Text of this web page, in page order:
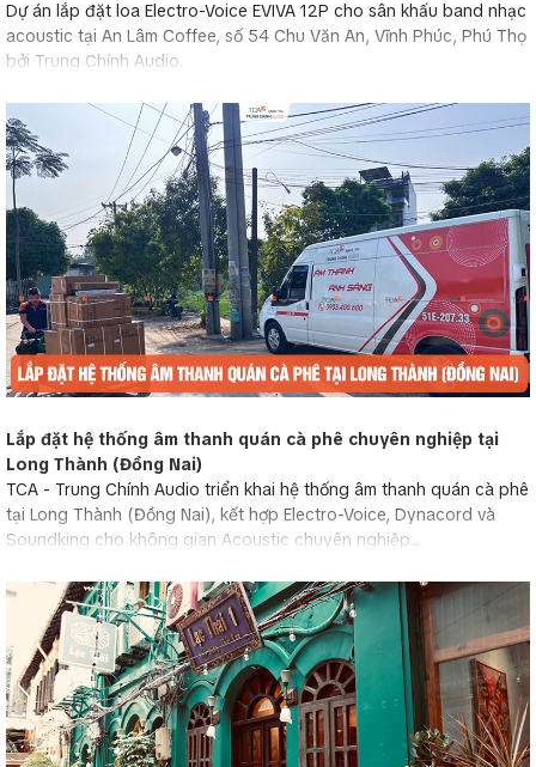
Dự án lắp đặt loa Electro-Voice EVIVA 12P cho sân khấu band nhạc
acoustic tại An Lâm Coffee, số 54 Chu Văn An, Vĩnh Phúc, Phú Thọ
bởi Trung Chính Audio.
Lắp đặt hệ thống âm thanh quán cà phê chuyên nghiệp tại
Long Thành (Đồng Nai)
TCA - Trung Chính Audio triển khai hệ thống âm thanh quán cà phê
tại Long Thành (Đồng Nai), kết hợp Electro-Voice, Dynacord và
Soundking cho không gian Acoustic chuyên nghiệp....